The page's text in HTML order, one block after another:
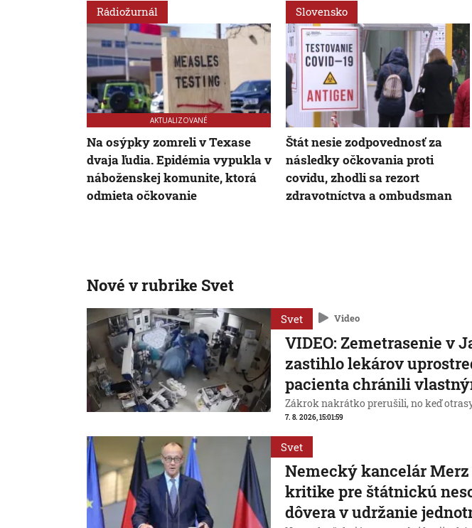
Rádiožurnál
AKTUALIZOVANÉ
Na osýpky zomreli v Texase
dvaja ľudia. Epidémia vypukla v
náboženskej komunite, ktorá
odmieta očkovanie
Slovensko
Štát nesie zodpovednosť za
následky očkovania proti
covidu, zhodli sa rezort
zdravotníctva a ombudsman
Nové v rubrike Svet
Svet Video
VIDEO: Zemetrasenie v
zastihlo lekárov
pacienta chránili
Zákrok nakrátko prerušili, no keď
7. 8. 2026, 15:01:59
Svet
Nemecký kancelár
kritike pre štátnickú
dôvera v udržanie